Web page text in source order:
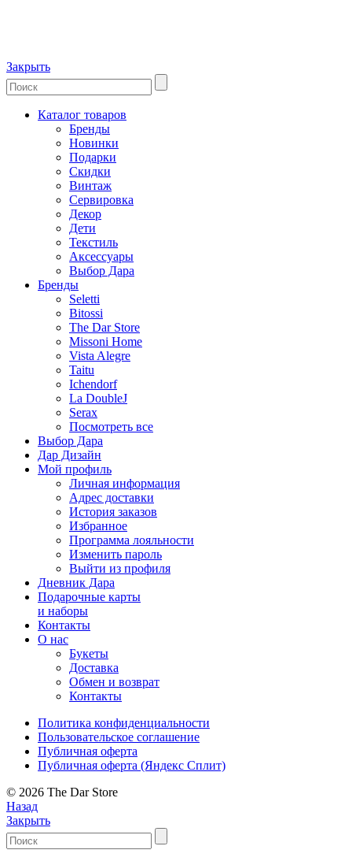
Закрыть
Каталог товаров
Бренды
Новинки
Подарки
Скидки
Винтаж
Сервировка
Декор
Дети
Текстиль
Аксессуары
Выбор Дара
Бренды
Seletti
Bitossi
The Dar Store
Missoni Home
Vista Alegre
Taitu
Ichendorf
La DoubleJ
Serax
Посмотреть все
Выбор Дара
Дар Дизайн
Мой профиль
Личная информация
Адрес доставки
История заказов
Избранное
Программа лояльности
Изменить пароль
Выйти из профиля
Дневник Дара
Подарочные карты
и наборы
Контакты
О нас
Букеты
Доставка
Обмен и возврат
Контакты
Политика конфиденциальности
Пользовательское соглашение
Публичная оферта
Публичная оферта (Яндекс Сплит)
© 2026 The Dar Store
Назад
Закрыть